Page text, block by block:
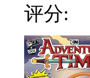
评分: